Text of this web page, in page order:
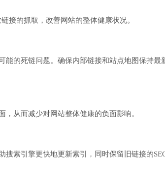
接的抓取，改善网站的整体健康状况。
能的死链问题。确保内部链接和站点地图保持
从而减少对网站整体健康的负面影响。
索引擎更快地更新索引，同时保留旧链接的